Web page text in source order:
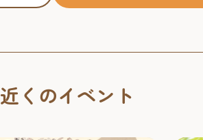
近くのイベント